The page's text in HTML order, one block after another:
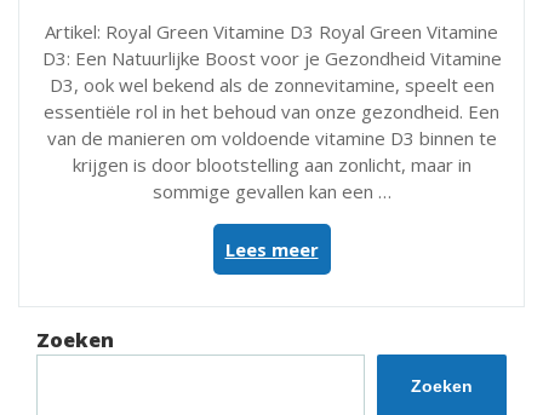
Artikel: Royal Green Vitamine D3 Royal Green Vitamine
D3: Een Natuurlijke Boost voor je Gezondheid Vitamine
D3, ook wel bekend als de zonnevitamine, speelt een
essentiële rol in het behoud van onze gezondheid. Een
van de manieren om voldoende vitamine D3 binnen te
krijgen is door blootstelling aan zonlicht, maar in
sommige gevallen kan een …
Lees meer“Ontdek
de
Kracht
Royal
Zoeken
Zoeken